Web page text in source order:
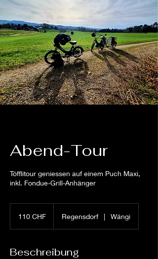
Abend-Tour
Töfflitour geniessen auf einem Puch Maxi,
inkl. Fondue-Grill-Anhänger
Franken
110 CHF Regensdorf | Wängi
Beschreibung